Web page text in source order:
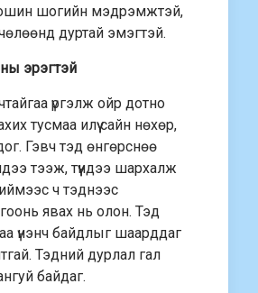
шогийн мэдрэмжтэй,
дуртай эмэгтэй.
эрэгтэй
үргэлж ойр дотно
тусмаа илүү сайн нөхөр,
Гэвч тэд өнгөрснөө
тээж, түүндээ шархалж
Тиймээс ч тэднээс
явах нь олон. Тэд
үнэнч байдлыг шаарддаг
Тэдний дурлал гал
байдаг.